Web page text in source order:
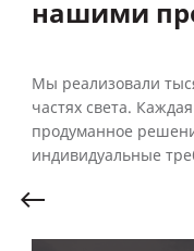
нашими
Мы реализовали
частях света.
продуманное
индивидуальные